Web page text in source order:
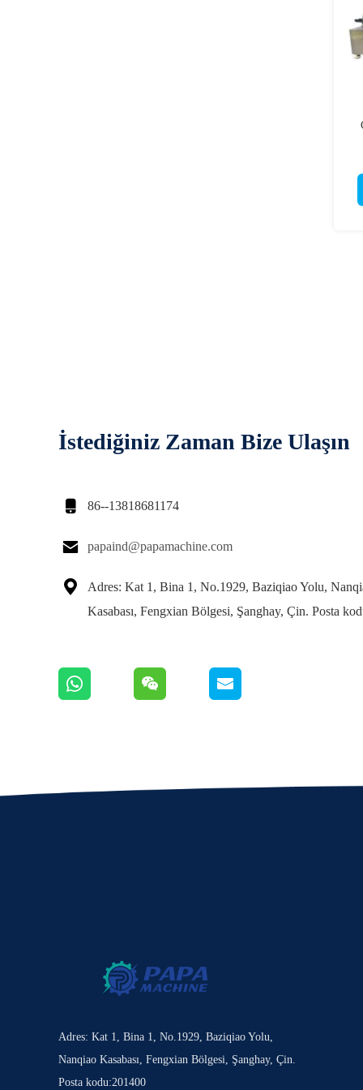
İstediğiniz Zaman Bize Ulaşın
 86--13818681174
 papaind@papamachine.com

Adres: Kat 1, Bina 1, No.1929, Baziqiao Yolu,
Kasabası, Fengxian Bölgesi, Şanghay, Çin. Posta
Adres: Kat 1, Bina 1, No.1929, Baziqiao Yolu,
Nanqiao Kasabası, Fengxian Bölgesi, Şanghay, Çin.
Posta kodu:201400